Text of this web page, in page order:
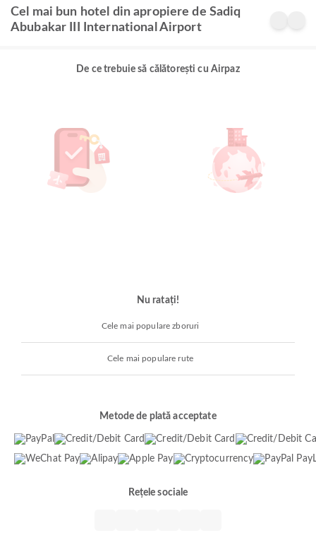
Cel mai bun hotel din apropiere de Sadiq
Abubakar III International Airport
De ce trebuie să călătorești cu Airpaz
Nu ratați!
Cele mai populare zboruri
Cele mai populare rute
Metode de plată acceptate
Rețele sociale